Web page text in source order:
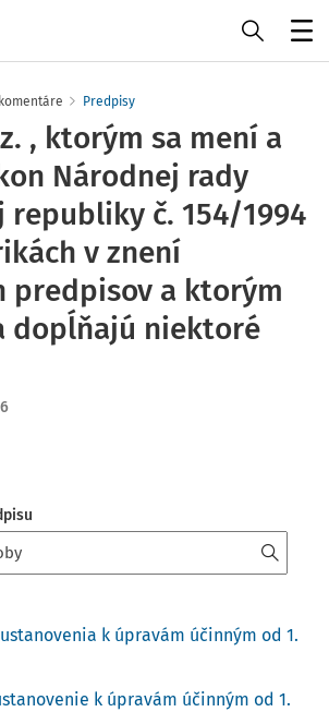
Predpisy
, ktorým sa mení a
Národnej rady
republiky č. 154/1994
v znení
predpisov a ktorým
dopĺňajú niektoré
k úpravám účinným od 1.
k úpravám účinným od 1.